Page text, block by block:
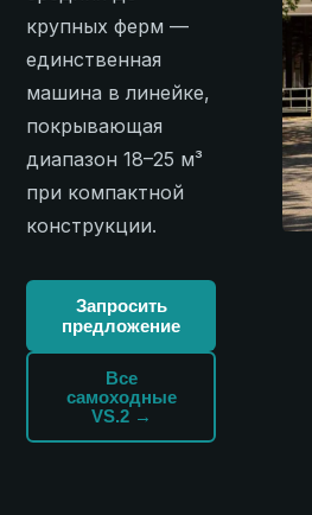
крупных ферм —
единственная
машина в линейке,
покрывающая
диапазон 18–25 м³
при компактной
конструкции.
Запросить
предложение
Все
самоходные
VS.2 →